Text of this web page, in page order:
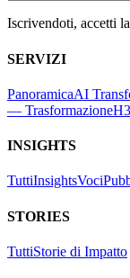
Iscrivendoti, accetti
SERVIZI
PanoramicaAI
— Trasformazione
INSIGHTS
TuttiInsightsVoci
STORIES
TuttiStorie di Impatto